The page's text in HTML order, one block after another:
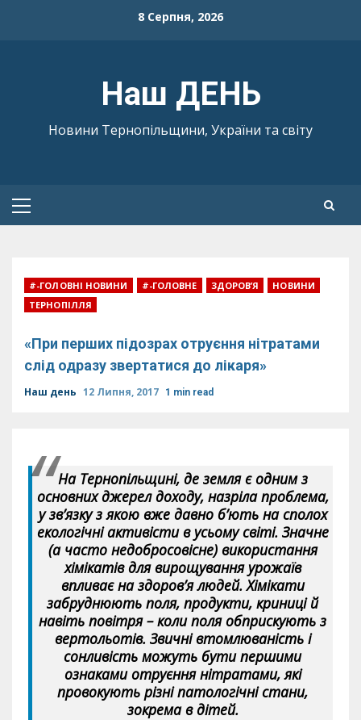
8 Серпня, 2026
Наш ДЕНЬ
Новини Тернопільщини, України та світу
Primary
#-ГОЛОВНІ НОВИНИ #-ГОЛОВНЕ ЗДОРОВ’Я
НОВИНИ
ТЕРНОПІЛЛЯ
«При перших підозрах отруєння нітратами
слід одразу звертатися до лікаря»
Наш день 12 Липня, 2017 1 min read
На Тернопільщині, де земля є одним з
основних джерел доходу, назріла проблема,
у зв’язку з якою вже давно б’ють на сполох
екологічні активісти в усьому світі. Значне
(а часто недобросовісне) використання
хімікатів для вирощування урожаїв
впливає на здоров’я людей. Хімікати
забруднюють поля, продукти, криниці й
навіть повітря – коли поля обприскують з
вертольотів. Звичні втомлюваність і
сонливість можуть бути першими
ознаками отруєння нітратами, які
провокують різні патологічні стани,
зокрема в дітей.